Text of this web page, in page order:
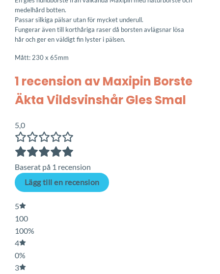
medelhård botten.
Passar silkiga pälsar utan för mycket underull.
Fungerar även till korthåriga raser då borsten avlägsnar lösa
hår och ger en väldigt fin lyster i pälsen.
Mått: 230 x 65mm
1 recension avMaxipin Borste
Äkta Vildsvinshår Gles Smal
5,0
Baserat på 1 recension
Lägg till en recension
5
100
100%
4
0%
3